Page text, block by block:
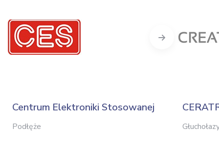
Centrum Elektroniki Stosowanej
Podłęże
Next